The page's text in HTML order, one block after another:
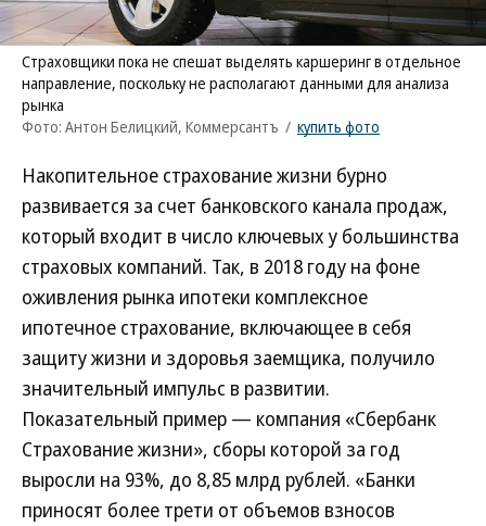
Страховщики пока не спешат выделять каршеринг в отдельное
направление, поскольку не располагают данными для анализа
рынка
Фото: Антон Белицкий, Коммерсантъ / купить фото
Накопительное страхование жизни бурно
развивается за счет банковского канала продаж,
который входит в число ключевых у большинства
страховых компаний. Так, в 2018 году на фоне
оживления рынка ипотеки комплексное
ипотечное страхование, включающее в себя
защиту жизни и здоровья заемщика, получило
значительный импульс в развитии.
Показательный пример — компания «Сбербанк
Страхование жизни», сборы которой за год
выросли на 93%, до 8,85 млрд рублей. «Банки
приносят более трети от объемов взносов